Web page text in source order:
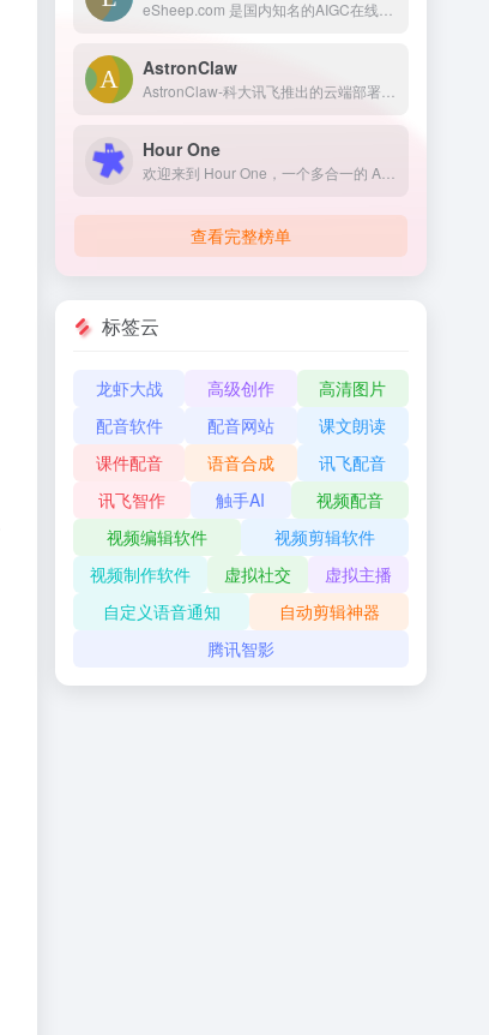
AstronClaw
Hour One
查看完整榜单
标签云
龙虾大战 高级创作
高清图片
配音软件
配音网站
课文朗读
课件配音
语音合成
讯飞配音
讯飞智作
触手AI
视频配音
视频编辑软件
视频剪辑软件
视频制作软件
虚拟社交
虚拟主播
自定义语音通知
自动剪辑神器
腾讯智影